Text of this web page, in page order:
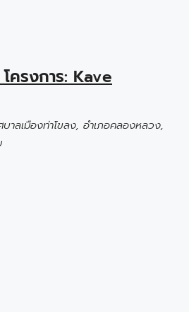
ครงการ: Kave
าลเมืองท่าโขลง, อำเภอคลองหลวง,